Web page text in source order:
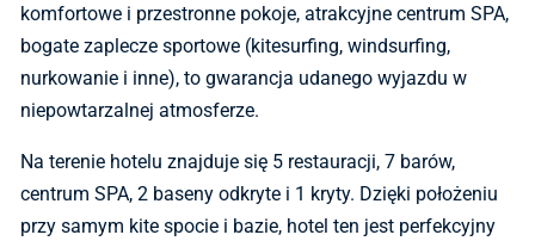
komfortowe i przestronne pokoje, atrakcyjne centrum SPA,
bogate zaplecze sportowe (kitesurfing, windsurfing,
nurkowanie i inne), to gwarancja udanego wyjazdu w
niepowtarzalnej atmosferze.
Na terenie hotelu znajduje się 5 restauracji, 7 barów,
centrum SPA, 2 baseny odkryte i 1 kryty. Dzięki położeniu
przy samym kite spocie i bazie, hotel ten jest perfekcyjny